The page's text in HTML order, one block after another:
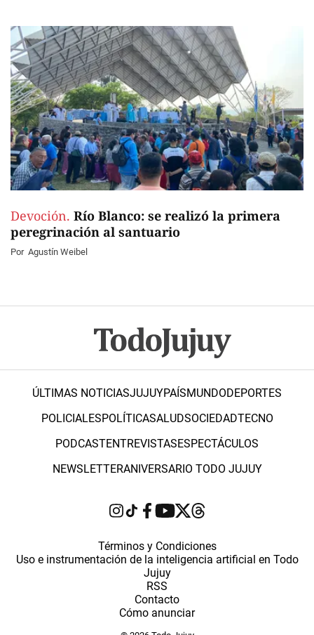
Devoción. Río Blanco: se realizó la primera
peregrinación al santuario
Por Agustín Weibel
ÚLTIMAS NOTICIASJUJUYPAÍSMUNDODEPORTES
POLICIALESPOLÍTICASALUDSOCIEDADTECNO
PODCASTENTREVISTASESPECTÁCULOS
NEWSLETTERANIVERSARIO TODO JUJUY
Términos y Condiciones
Uso e instrumentación de la inteligencia artificial en Todo
Jujuy
RSS
Contacto
Cómo anunciar